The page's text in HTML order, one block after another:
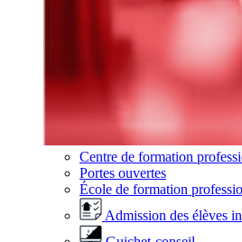
Centre de formation
Portes ouvertes
École de formation
Admission des élèves